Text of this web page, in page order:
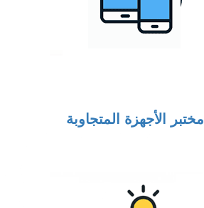
مختبر الأجهزة المتجاوبة